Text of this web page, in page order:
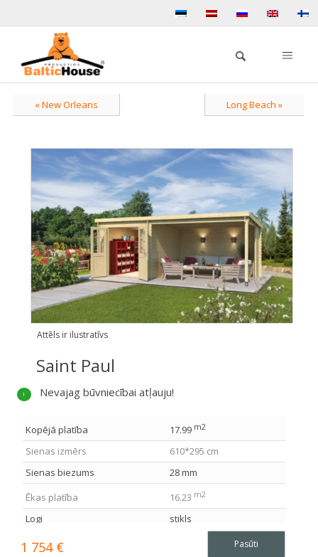
« New Orleans Long Beach »
Attēls ir ilustratīvs
Saint Paul
Nevajag būvniecībai atļauju!
Kopējā platība 17.99 m2
Sienas izmērs
610*295 cm
Sienas biezums
28 mm
Ēkas platība
16.23 m2
Logi
stikls
Netopind
1 754 € Pasūti